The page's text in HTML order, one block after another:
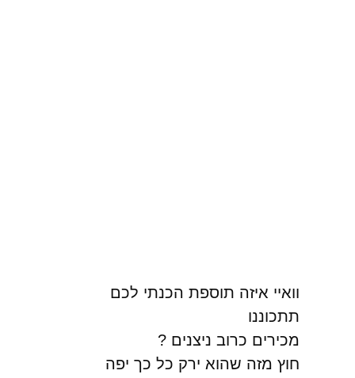
וואיי איזה תוספת הכנתי לכם
תתכוננו
מכירים כרוב ניצנים ?
חוץ מזה שהוא ירק כל כך יפה